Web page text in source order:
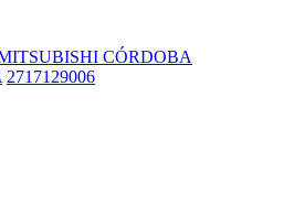
CÓRDOBA
2717129006